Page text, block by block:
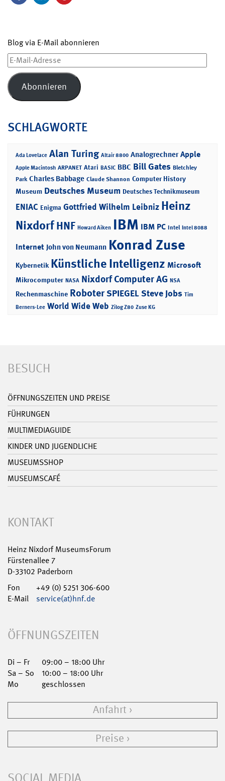
Blog via E-Mail abonnieren
E-
Mail-
Adresse
Abonnieren
SCHLAGWORTE
Ada Lovelace Alan Turing Altair 8800 Analogrechner Apple
Apple Macintosh ARPANET Atari BASIC BBC Bill Gates Bletchley
Park Charles Babbage Claude Shannon Computer History
Museum Deutsches Museum Deutsches Technikmuseum
ENIAC Enigma Gottfried Wilhelm Leibniz Heinz
NixdorfHNF Howard Aiken IBM IBM PC Intel Intel 8088
Internet John von Neumann Konrad Zuse
Kybernetik Künstliche Intelligenz Microsoft
Mikrocomputer NASA Nixdorf Computer AG NSA
Rechenmaschine RoboterSPIEGELSteve Jobs Tim
Berners-Lee World Wide Web Zilog Z80 Zuse KG
BESUCH
ÖFFNUNGSZEITEN UND PREISE
FÜHRUNGEN
MULTIMEDIAGUIDE
KINDER UND JUGENDLICHE
MUSEUMSSHOP
MUSEUMSCAFÉ
KONTAKT
Heinz Nixdorf MuseumsForum
Fürstenallee 7
D-33102 Paderborn
Fon
+49 (0) 5251 306-600
E-Mail
service(at)hnf.de
ÖFFNUNGSZEITEN
Di – Fr
09:00 – 18:00 Uhr
Sa – So
10:00 – 18:00 Uhr
Mo
geschlossen
Anfahrt
Preise